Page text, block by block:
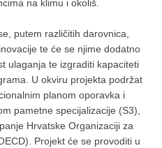
na klimu i okoliš.
putem različitih darovnica,
te će se njime dodatno
ulaganja te izgraditi kapaciteti
U okviru projekta podržat
planom oporavka i
pametne specijalizacije (S3),
Hrvatske Organizaciji za
Projekt će se provoditi u